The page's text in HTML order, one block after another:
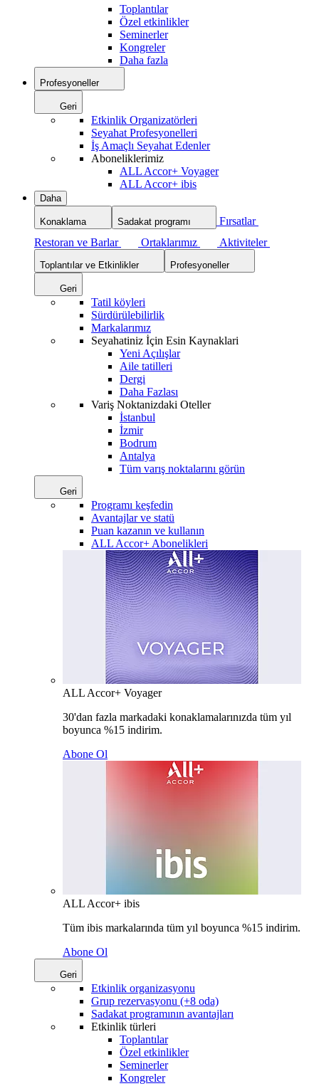
Toplantılar
Özel etkinlikler
Seminerler
Kongreler
Daha fazla
Profesyoneller
Geri
Etkinlik Organizatörleri
Seyahat Profesyonelleri
İş Amaçlı Seyahat Edenler
Aboneliklerimiz
ALL Accor+ Voyager
ALL Accor+ ibis
Daha
Konaklama Sadakat programı
Fırsatlar
Restoran ve Barlar
Ortaklarımız Aktiviteler
Toplantılar ve Etkinlikler Profesyoneller
Geri
Tatil köyleri
Sürdürülebilirlik
Markalarımız
Seyahatiniz İçin Esin Kaynaklari
Yeni Açılışlar
Aile tatilleri
Dergi
Daha Fazlası
Variş Noktanizdaki Oteller
İstanbul
İzmir
Bodrum
Antalya
Tüm varış noktalarını görün
Geri
Programı keşfedin
Avantajlar ve statü
Puan kazanın ve kullanın
ALL Accor+ Abonelikleri
ALL Accor+ Voyager
30'dan fazla markadaki konaklamalarınızda tüm yıl
boyunca %15 indirim.
Abone Ol
ALL Accor+ ibis
Tüm ibis markalarında tüm yıl boyunca %15 indirim.
Abone Ol
Geri
Etkinlik organizasyonu
Grup rezervasyonu (+8 oda)
Sadakat programının avantajları
Etkinlik türleri
Toplantılar
Özel etkinlikler
Seminerler
Kongreler